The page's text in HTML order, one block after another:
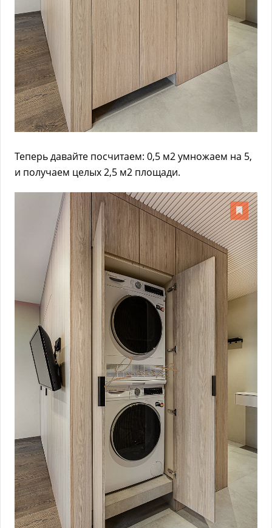
Теперь давайте посчитаем: 0,5 м2 умножаем на 5,
и получаем целых 2,5 м2 площади.